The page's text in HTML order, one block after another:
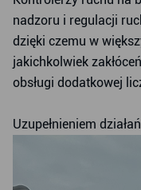
nadzoru i regulacji
dzięki czemu w
jakichkolwiek
obsługi dodatkowej
Uzupełnieniem